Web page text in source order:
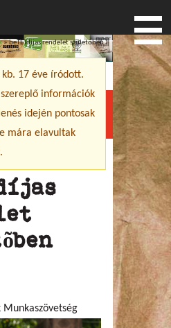
» beTÉTdíjas rendelet születõben
üzenet
kb. 17 éve íródott.
információk
idején pontosak
mára elavultak
Munkaszövetség